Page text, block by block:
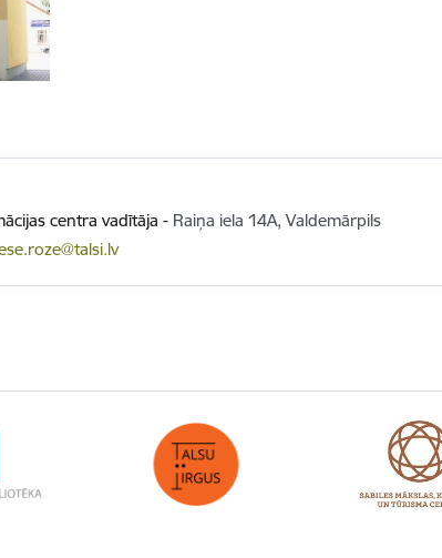
centra vadītāja - Raiņa iela 14A, Valdemārpils